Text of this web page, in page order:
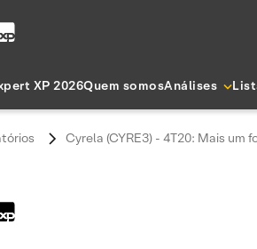
XP 2026Quem somosAnálises
Cyrela (CYRE3) - 4T20: Mais um